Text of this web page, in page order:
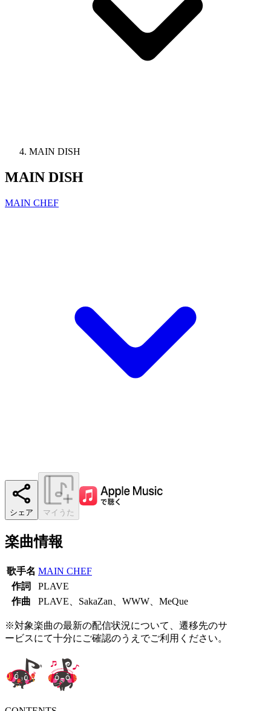
MAIN DISH
MAIN DISH
MAIN CHEF
シェア マイうた
楽曲情報
歌手名 MAIN CHEF
作詞
PLAVE
作曲
PLAVE、SakaZan、WWW、MeQue
※対象楽曲の最新の配信状況について、遷移先のサ
ービスにて十分にご確認のうえでご利用ください。